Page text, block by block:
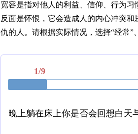
宽容是指对他人的利益、信仰、行为
反面是怀恨，它会造成人的内心冲突
仇的人。请根据实际情况，选择“经常”
1/9
晚上躺在床上你是否会回想白天